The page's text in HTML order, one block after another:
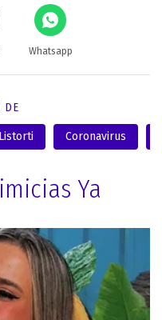
Whatsapp
DE
Coronavirus
Ya